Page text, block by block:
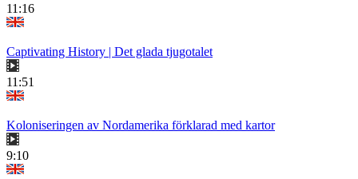
11:16
Captivating History | Det glada tjugotalet
11:51
Koloniseringen av Nordamerika förklarad med kartor
9:10